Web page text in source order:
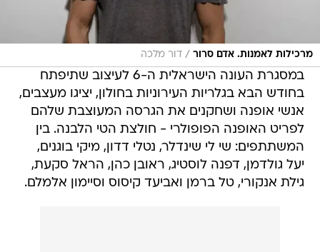
מרכילות לאמנות. אדם סרור / דור מלכה
במסגרת העונה הישראלית ה-6 לעיצוב שתיפתח
בחודש הבא בגלריות העירוניות בחולון, יציגו מעצבים,
אנשי אופנה ושחקנים את הגרסה המעוצבת שלהם
לפריט האופנה הפופולרי - חולצת הטי הלבנה. בין
המשתתפים: שי לי שינדלר, נטלי דדון, מיקי בוגנים,
יעל גולדמן, דפנה לוסטיג, ראובן כהן, הראל סקעת,
גילת אנקורי, טל ברמן ואביעד קיסוס וסיימון אלמלם.